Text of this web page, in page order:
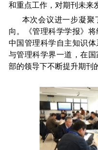
和重点工作，对期刊未来
本次会议进一步凝聚
向。《管理科学学报》
中国管理科学自主知识
与管理科学界一道，在
部的领导下不断提升期刊